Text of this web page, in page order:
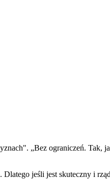
„Bez ograniczeń. Tak,
jeśli jest skuteczny i